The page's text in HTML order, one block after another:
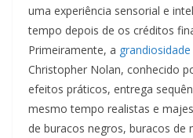
uma experiência sensorial e
tempo depois de os créditos
Primeiramente, a grandiosidade
Christopher Nolan, conhecido
efeitos práticos, entrega
mesmo tempo realistas e
de buracos negros, buracos de